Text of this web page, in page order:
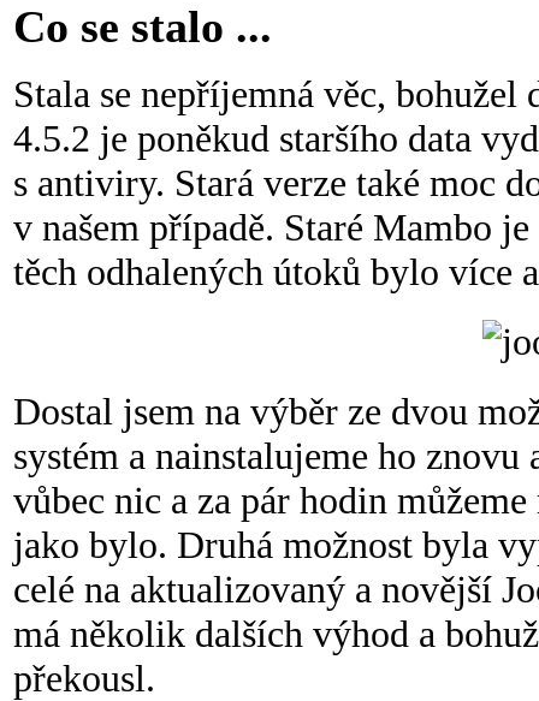
Co se stalo ...
Stala se nepříjemná věc,
4.5.2 je poněkud staršího data
s antiviry. Stará verze také moc
v našem případě. Staré Mambo
těch odhalených útoků bylo více
Dostal jsem na výběr ze dvou
systém a nainstalujeme ho znovu
vůbec nic a za pár hodin
jako bylo. Druhá možnost byla
celé na aktualizovaný a novější
má několik dalších výhod a
překousl.